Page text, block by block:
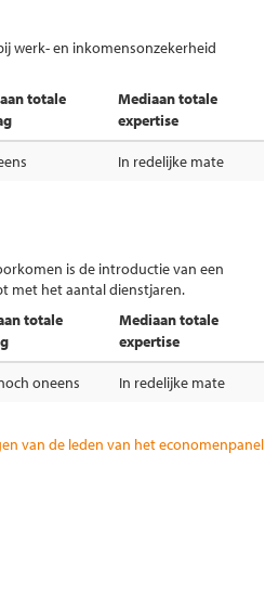
werk- en inkomensonzekerheid
totale
Mediaan totale
expertise
In redelijke mate
is de introductie van een
met het aantal dienstjaren.
totale
Mediaan totale
expertise
oneens In redelijke mate
van de leden van het economenpanel